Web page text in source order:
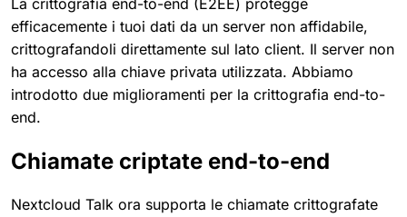
La crittografia end-to-end (E2EE) protegge
efficacemente i tuoi dati da un server non affidabile,
crittografandoli direttamente sul lato client. Il server non
ha accesso alla chiave privata utilizzata. Abbiamo
introdotto due miglioramenti per la crittografia end-to-
end.
Chiamate criptate end-to-end
Nextcloud Talk ora supporta le chiamate crittografate